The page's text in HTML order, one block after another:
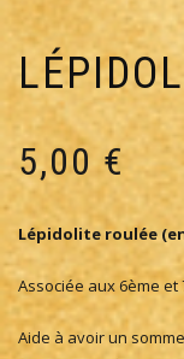
5,00€
Lépidolite roulée
Associée aux 6ème
Aide à avoir un